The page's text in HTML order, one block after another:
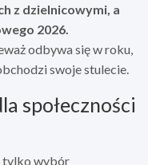
z dzielnicowymi, a
2026.
odbywa się w roku,
swoje stulecie.
społeczności
tylko wybór